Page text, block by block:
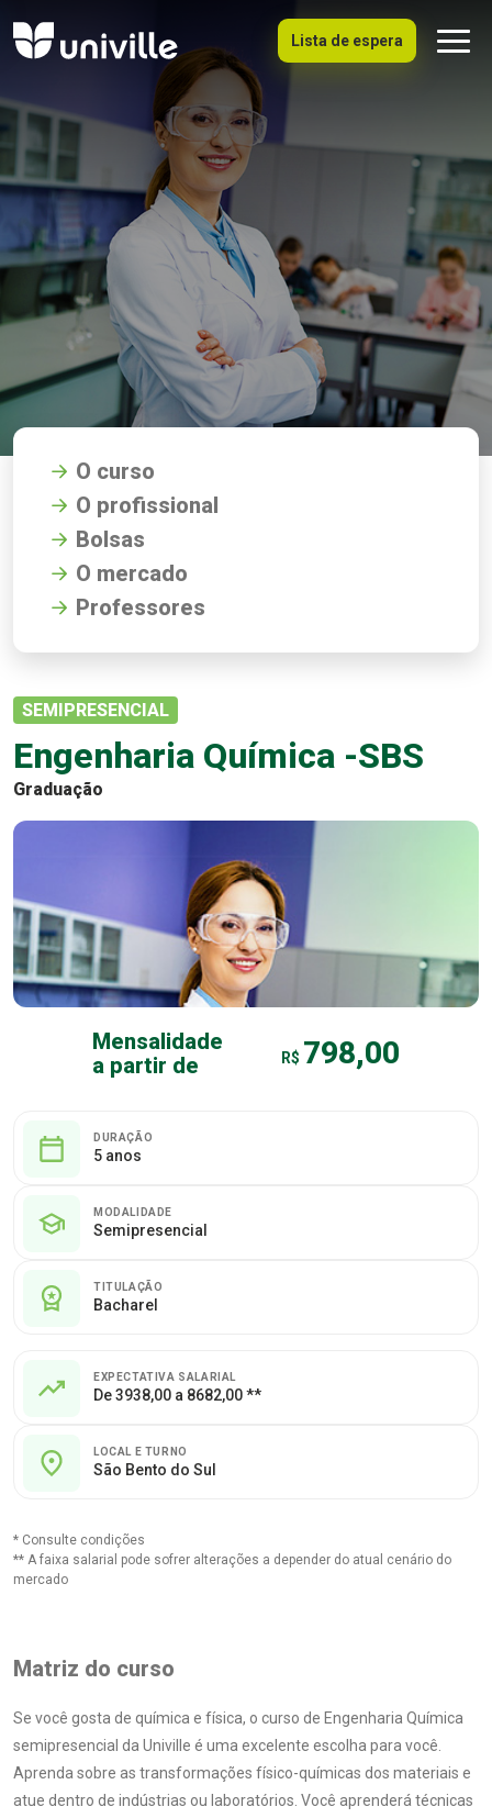
Lista de espera
O curso
O profissional
Bolsas
O mercado
Professores
SEMIPRESENCIAL
Engenharia Química -SBS
Graduação
Mensalidade
a partir de
R$ 798,00
DURAÇÃO
5 anos
MODALIDADE
Semipresencial
TITULAÇÃO
Bacharel
EXPECTATIVA SALARIAL
De 3938,00 a 8682,00 **
LOCAL E TURNO
São Bento do Sul
* Consulte condições
** A faixa salarial pode sofrer alterações a depender do atual cenário do
mercado
Matriz do curso
Se você gosta de química e física, o curso de Engenharia Química
semipresencial da Univille é uma excelente escolha para você.
Aprenda sobre as transformações físico-químicas dos materiais e
atue dentro de indústrias ou laboratórios. Você aprenderá técnicas